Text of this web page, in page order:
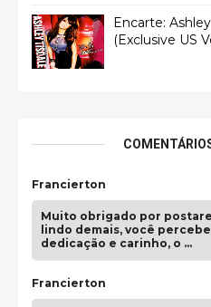
Encarte:
(Exclusive US
Francierton
Muito obrigado por
lindo demais, você
dedicação e carinho, o …
Francierton